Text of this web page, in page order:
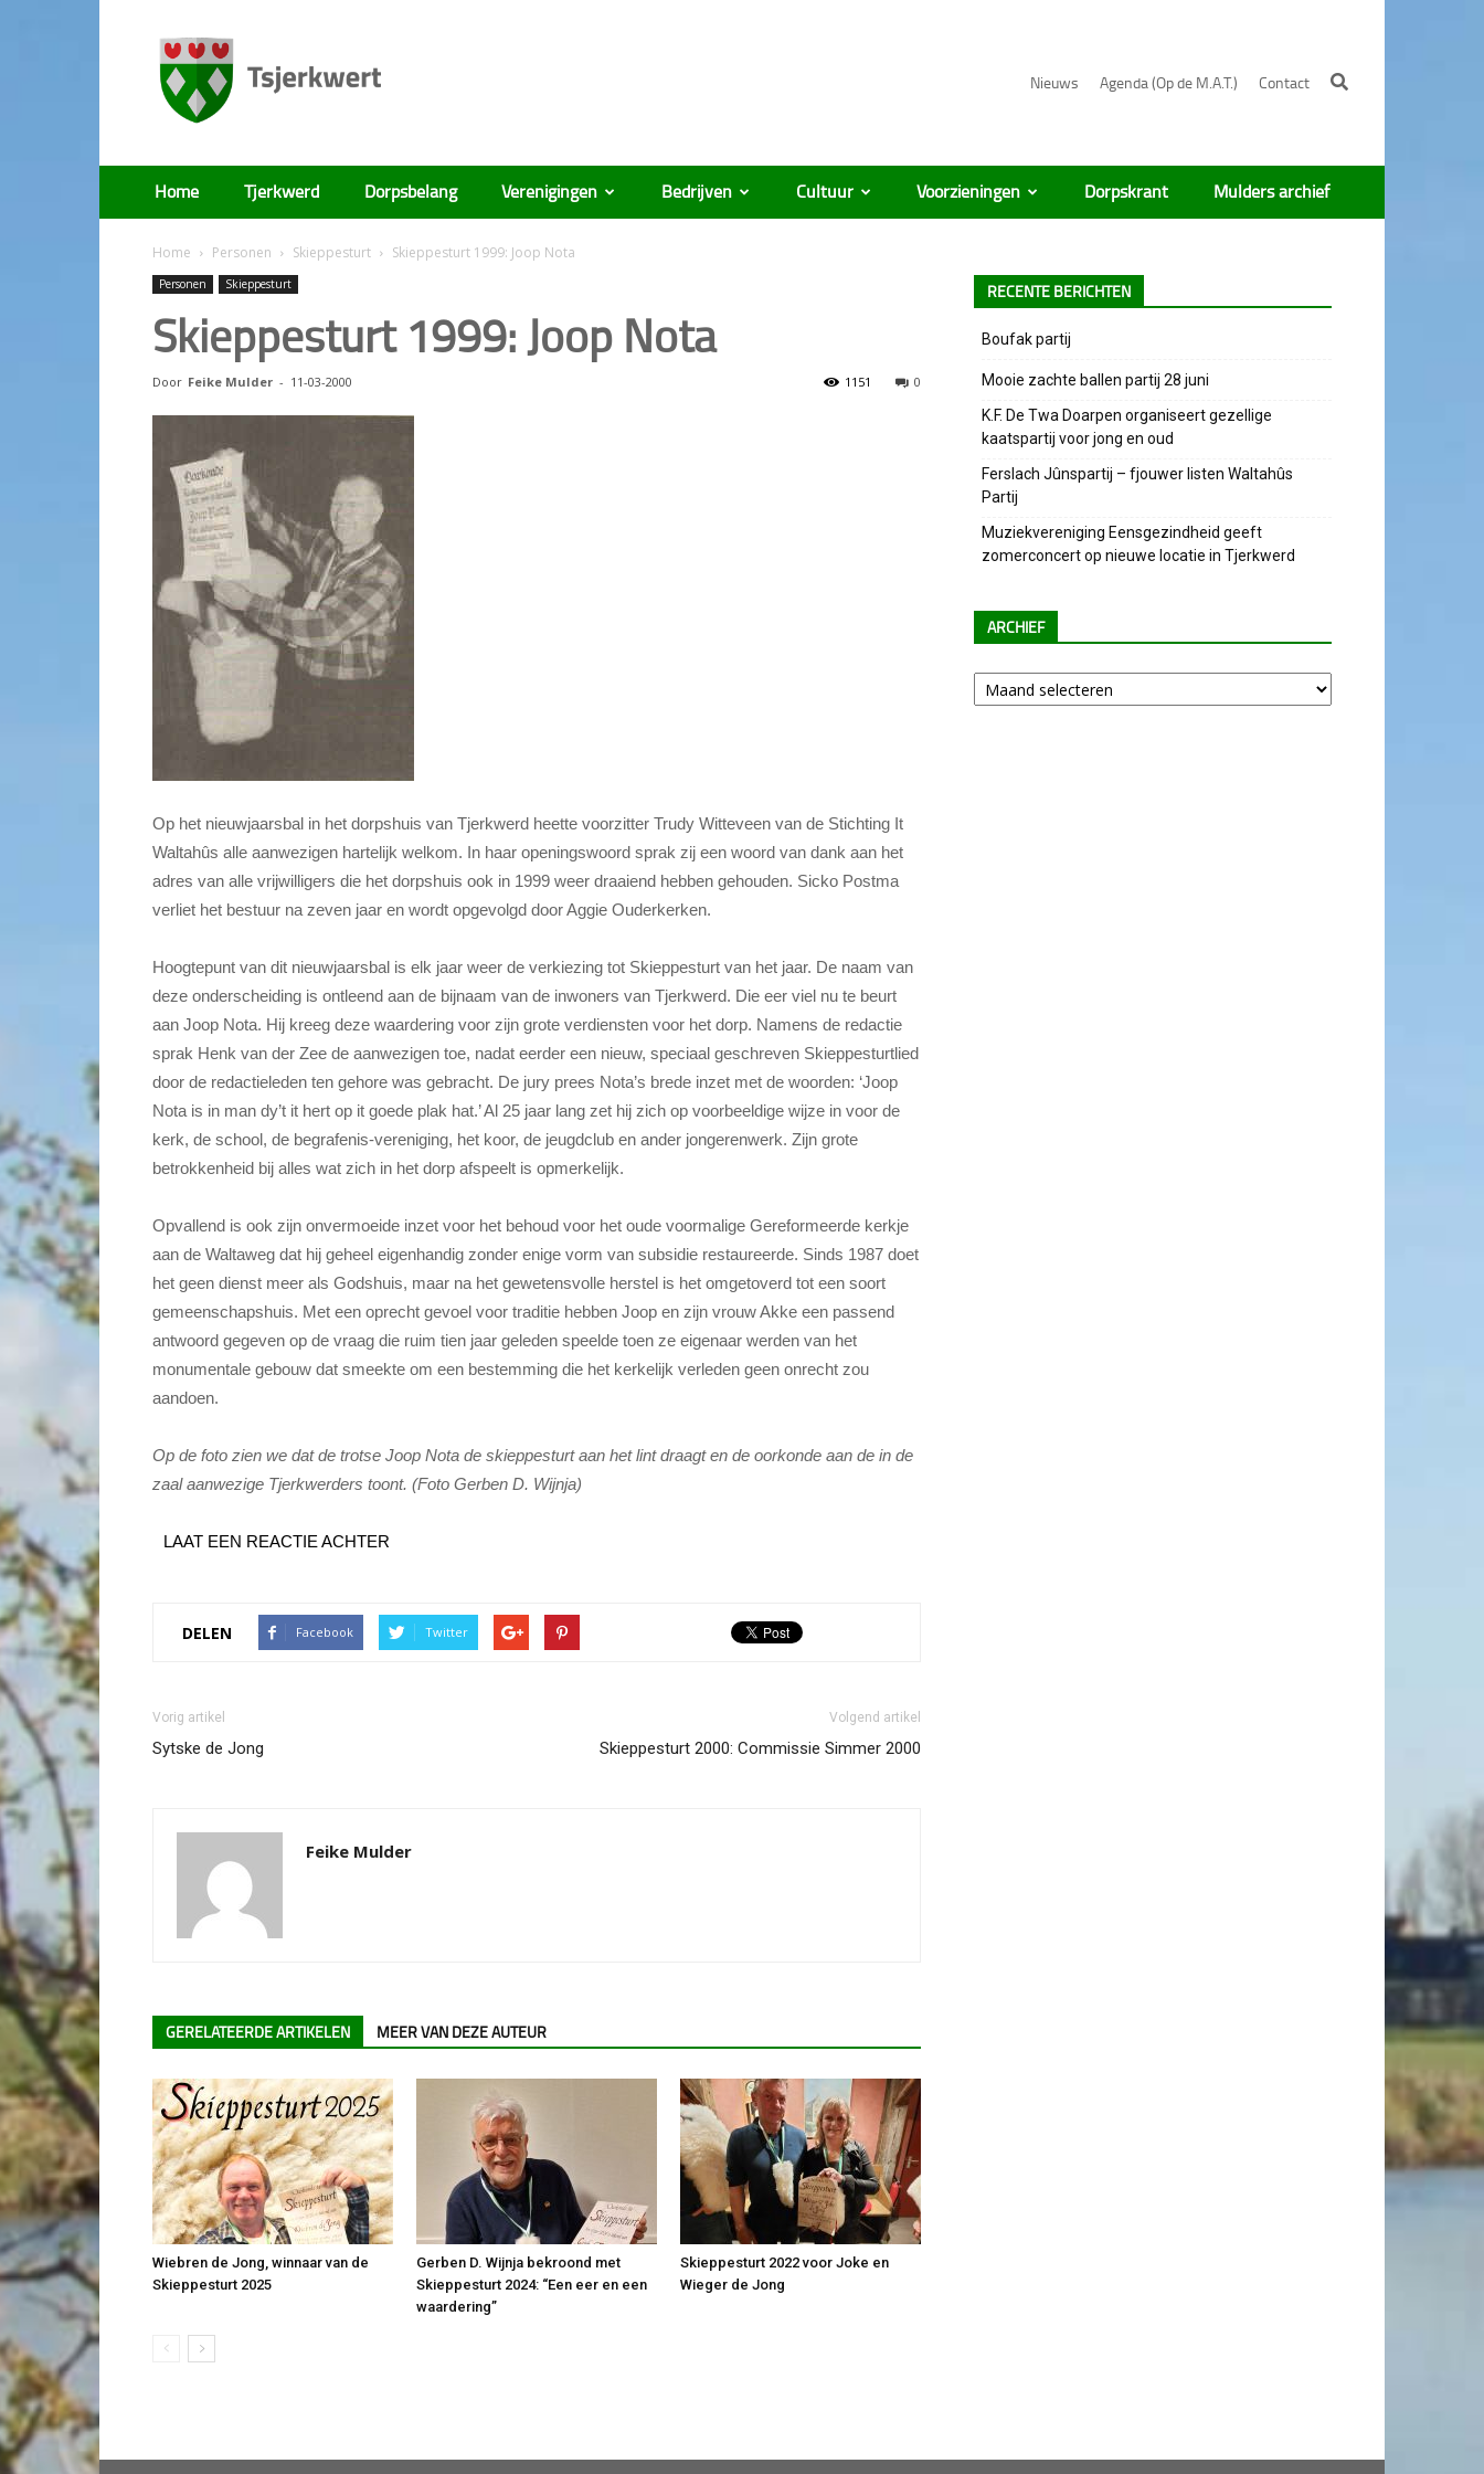
Nieuws Agenda (Op de M.A.T.) Contact
Tsjerkwert
Home Tjerkwerd Dorpsbelang Verenigingen Bedrijven Cultuur Voorzieningen Dorpskrant Mulders archief
Home Personen Skieppesturt Skieppesturt 1999: Joop Nota
Personen Skieppesturt
Skieppesturt 1999: Joop Nota
Door Feike Mulder - 11-03-2000 0
1151
Op het nieuwjaarsbal in het dorpshuis van Tjerkwerd heette voorzitter Trudy Witteveen van de Stichting It
Waltahûs alle aanwezigen hartelijk welkom. In haar openingswoord sprak zij een woord van dank aan het
adres van alle vrijwilligers die het dorpshuis ook in 1999 weer draaiend hebben gehouden. Sicko Postma
verliet het bestuur na zeven jaar en wordt opgevolgd door Aggie Ouderkerken.
Hoogtepunt van dit nieuwjaarsbal is elk jaar weer de verkiezing tot Skieppesturt van het jaar. De naam van
deze onderscheiding is ontleend aan de bijnaam van de inwoners van Tjerkwerd. Die eer viel nu te beurt
aan Joop Nota. Hij kreeg deze waardering voor zijn grote verdiensten voor het dorp. Namens de redactie
sprak Henk van der Zee de aanwezigen toe, nadat eerder een nieuw, speciaal geschreven Skieppesturtlied
door de redactieleden ten gehore was gebracht. De jury prees Nota’s brede inzet met de woorden: ‘Joop
Nota is in man dy’t it hert op it goede plak hat.’ Al 25 jaar lang zet hij zich op voorbeeldige wijze in voor de
kerk, de school, de begrafenis-vereniging, het koor, de jeugdclub en ander jongerenwerk. Zijn grote
betrokkenheid bij alles wat zich in het dorp afspeelt is opmerkelijk.
Opvallend is ook zijn onvermoeide inzet voor het behoud voor het oude voormalige Gereformeerde kerkje
aan de Waltaweg dat hij geheel eigenhandig zonder enige vorm van subsidie restaureerde. Sinds 1987 doet
het geen dienst meer als Godshuis, maar na het gewetensvolle herstel is het omgetoverd tot een soort
gemeenschapshuis. Met een oprecht gevoel voor traditie hebben Joop en zijn vrouw Akke een passend
antwoord gegeven op de vraag die ruim tien jaar geleden speelde toen ze eigenaar werden van het
monumentale gebouw dat smeekte om een bestemming die het kerkelijk verleden geen onrecht zou
aandoen.
Op de foto zien we dat de trotse Joop Nota de skieppesturt aan het lint draagt en de oorkonde aan de in de
zaal aanwezige Tjerkwerders toont. (Foto Gerben D. Wijnja)
LAAT EEN REACTIE ACHTER
DELEN Facebook Twitter
Vorig artikel
Sytske de Jong
Volgend artikel
Skieppesturt 2000: Commissie Simmer 2000
Feike Mulder
GERELATEERDE ARTIKELEN MEER VAN DEZE AUTEUR
Wiebren de Jong, winnaar van de
Skieppesturt 2025
Gerben D. Wijnja bekroond met
Skieppesturt 2024: “Een eer en een
waardering”
Skieppesturt 2022 voor Joke en
Wieger de Jong
RECENTE BERICHTEN
Boufak partij
Mooie zachte ballen partij 28 juni
K.F. De Twa Doarpen organiseert gezellige
kaatspartij voor jong en oud
Ferslach Jûnspartij – fjouwer listen Waltahûs
Partij
Muziekvereniging Eensgezindheid geeft
zomerconcert op nieuwe locatie in Tjerkwerd
ARCHIEF
Archief